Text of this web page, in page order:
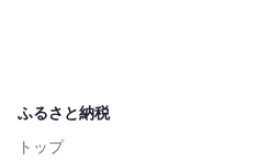
ふるさと納税
トップ